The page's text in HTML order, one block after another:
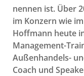
nennen ist. Über
im Konzern wie
Hoffmann heute
Management-
Außenhandels-
Coach und